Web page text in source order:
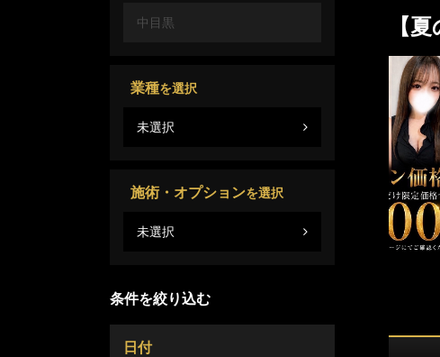
【
東京都
中目黒
業種を選択
未選択
施術・オプションを選択
未選択
ス
条件を絞り込む
日付